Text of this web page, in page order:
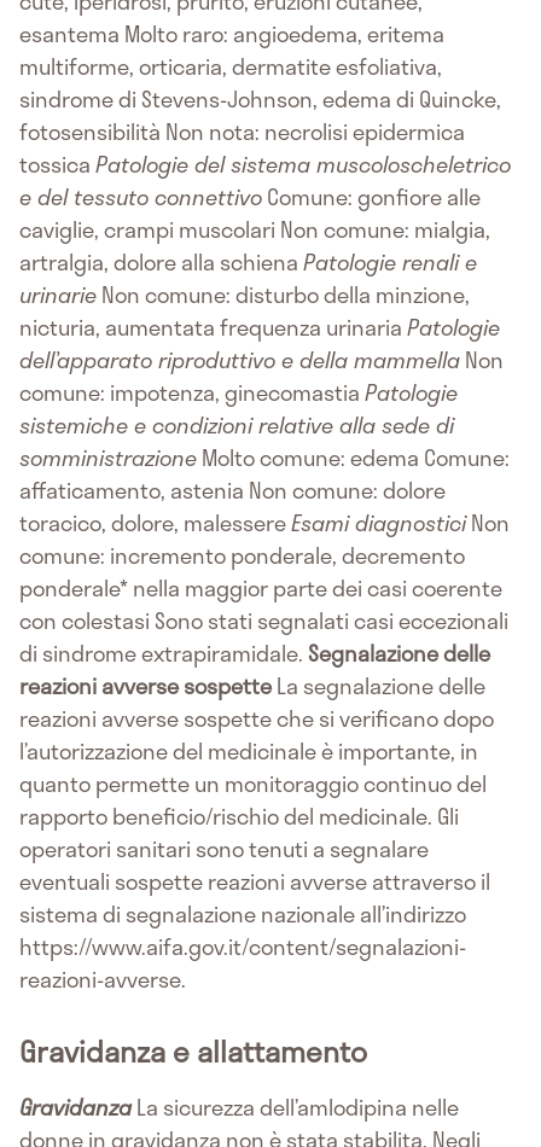
esantema Molto raro: angioedema, eritema
multiforme, orticaria, dermatite esfoliativa,
sindrome di Stevens-Johnson, edema di Quincke,
fotosensibilità Non nota: necrolisi epidermica
tossicaPatologie del sistema muscoloscheletrico
e del tessuto connettivoComune: gonfiore alle
caviglie, crampi muscolari Non comune: mialgia,
artralgia, dolore alla schienaPatologie renali e
urinarieNon comune: disturbo della minzione,
nicturia, aumentata frequenza urinariaPatologie
dell’apparato riproduttivo e della mammellaNon
comune: impotenza, ginecomastiaPatologie
sistemiche e condizioni relative alla sede di
somministrazioneMolto comune: edema Comune:
affaticamento, astenia Non comune: dolore
toracico, dolore, malessereEsami diagnosticiNon
comune: incremento ponderale, decremento
ponderale* nella maggior parte dei casi coerente
con colestasi Sono stati segnalati casi eccezionali
di sindrome extrapiramidale. Segnalazione delle
reazioni avverse sospetteLa segnalazione delle
reazioni avverse sospette che si verificano dopo
l’autorizzazione del medicinale è importante, in
quanto permette un monitoraggio continuo del
rapporto beneficio/rischio del medicinale. Gli
operatori sanitari sono tenuti a segnalare
eventuali sospette reazioni avverse attraverso il
sistema di segnalazione nazionale all’indirizzo
https://www.aifa.gov.it/content/segnalazioni-
reazioni-avverse.
Gravidanza e allattamento
GravidanzaLa sicurezza dell’amlodipina nelle
donne in gravidanza non è stata stabilita. Negli